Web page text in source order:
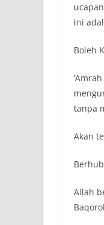
ini
Boleh
tanpa
Akan
Allah